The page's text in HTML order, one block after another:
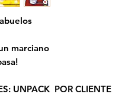
marciano
UNPACK POR CLIENTE